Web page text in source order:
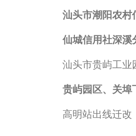
汕头市潮阳农
仙城信用社深溪
汕头市贵屿工
高明站出线迁